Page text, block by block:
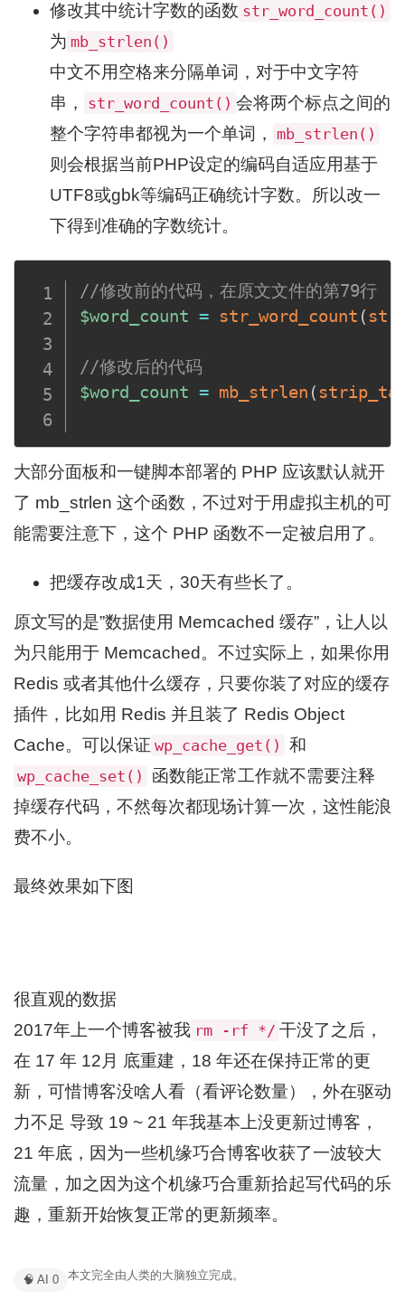
修改其中统计字数的函数 str_word_count()
为 mb_strlen()
中文不用空格来分隔单词，对于中文字符
串，
str_word_count() 会将两个标点之间的
整个字符串都视为一个单词，
mb_strlen()
则会根据当前PHP设定的编码自适应用基于
UTF8或gbk等编码正确统计字数。所以改一
下得到准确的字数统计。
//修改前的代码，在原文文件的第79行
$word_count = str_word_count (
//修改后的代码
$word_count = mb_strlen (
大部分面板和一键脚本部署的 PHP 应该默认就开
了 mb_strlen 这个函数，不过对于用虚拟主机的可
能需要注意下，这个 PHP 函数不一定被启用了。
把缓存改成1天，30天有些长了。
原文写的是”数据使用 Memcached 缓存”，让人以
为只能用于 Memcached。不过实际上，如果你用
Redis 或者其他什么缓存，只要你装了对应的缓存
插件，比如用 Redis 并且装了 Redis Object
Cache。可以保证 wp_cache_get() 和
wp_cache_set()
函数能正常工作就不需要注释
掉缓存代码，不然每次都现场计算一次，这性能浪
费不小。
最终效果如下图
很直观的数据
2017年上一个博客被我 rm -rf */ 干没了之后，
在 17 年 12月 底重建，18 年还在保持正常的更
新，可惜博客没啥人看（看评论数量），外在驱动
力不足 导致 19 ~ 21 年我基本上没更新过博客，
21 年底，因为一些机缘巧合博客收获了一波较大
流量，加之因为这个机缘巧合重新拾起写代码的乐
趣，重新开始恢复正常的更新频率。
🧠 AI 0 本文完全由人类的大脑独立完成。